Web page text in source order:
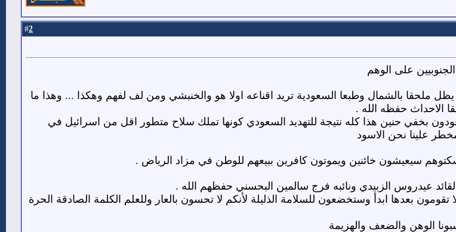
2
على الوهم
يظل ملحقا بالشمال وطبعا السعودية تريد اقناعه اولا هو والخنبشي ومن لف لفهم وهكذا ... وهذا ما
الاحداث حفظه الله .
بخفي حنين هذا كله نتيجة للتهديد السعودي كونها تملك سلاح متطور اقل من اسرائيل في
علينا نحن الاسود
سيعيشون خائنين ويموتون كافرين ببيعهم للوطن في مزاد الرياض .
عيدروس الزبيدي ونائبه فرج سالمين البحسني حفظهم الله .
تقومون بعدها ابدأ وستخضعون للسلامة الذليلة لأنكم لا تحسون بالعار وللعلم الكلمة الصادقة الحرة
الوهن والضعف والهزيمة